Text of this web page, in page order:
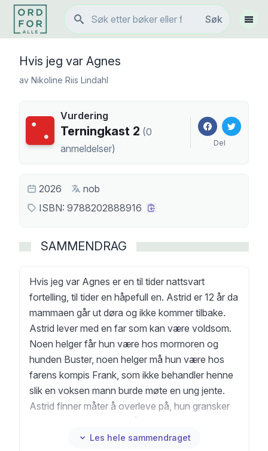
Søk
Søk
Vis
Hvis jeg var Agnes
av Nikoline Riis Lindahl
Terningkast
Vurdering
Terningkast 2 (0
anmeldelser) Del
2026
nob
ISBN: 9788202888916
SAMMENDRAG
Hvis jeg var Agnes er en til tider nattsvart
fortelling, til tider en håpefull en. Astrid er 12 år da
mammaen går ut døra og ikke kommer tilbake.
Astrid lever med en far som kan være voldsom.
Noen helger får hun være hos mormoren og
hunden Buster, noen helger må hun være hos
farens kompis Frank, som ikke behandler henne
slik en voksen mann burde møte en ung jente.
Astrid finner måter å overleve på, hun gransker
Les hele sammendraget